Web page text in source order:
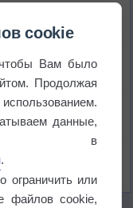
на ареал обитания
августа
cookie
Вам было
Продолжая
данные,
в
.
ограничить или
файлов cookie,